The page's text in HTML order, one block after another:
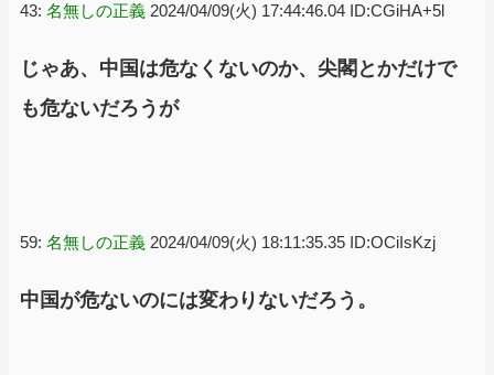
43: 名無しの正義 2024/04/09(火) 17:44:46.04 ID:CGiHA+5l
じゃあ、中国は危なくないのか、尖閣とかだけで
も危ないだろうが
59: 名無しの正義 2024/04/09(火) 18:11:35.35 ID:OCiIsKzj
中国が危ないのには変わりないだろう。